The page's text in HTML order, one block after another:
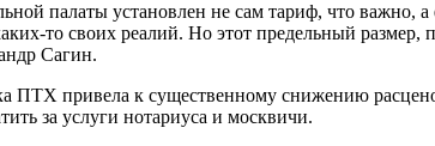
палаты установлен не сам тариф, что важно,
то своих реалий. Но этот предельный
Сагин.
ПТХ привела к существенному снижению
за услуги нотариуса и москвичи.